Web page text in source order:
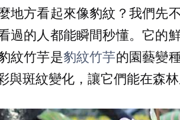
地方看起來像豹紋？我們先
過的人都能瞬間秒懂。它的
紋竹芋是豹紋竹芋的園藝變
與斑紋變化，讓它們能在森林